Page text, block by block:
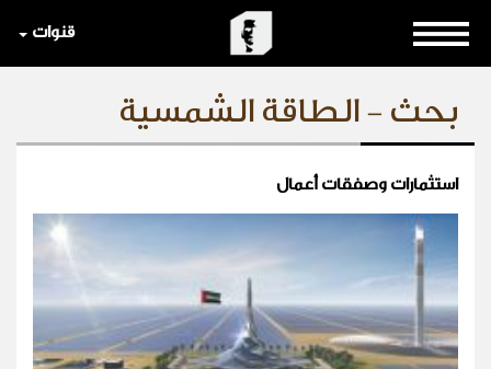
قنوات
بحث - الطاقة الشمسية
استثمارات وصفقات أعمال